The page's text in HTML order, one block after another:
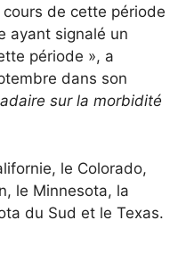
cours de cette période
ayant signalé un
période », a
dans son
sur la morbidité
le Colorado,
le Minnesota, la
du Sud et le Texas.